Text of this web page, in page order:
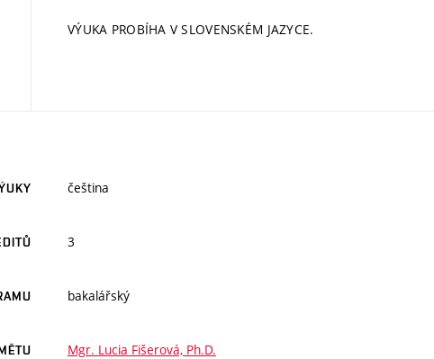
VÝUKA PROBÍHA V SLOVENSKÉM JAZYCE.
čeština
3
bakalářský
Mgr. Lucia Fišerová, Ph.D.